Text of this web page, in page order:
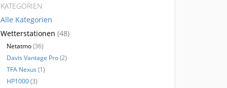
KATEGORIEN
Alle Kategorien
Wetterstationen (48)
Netatmo(36)
Davis Vantage Pro(2)
TFA Nexus (1)
HP1000(3)